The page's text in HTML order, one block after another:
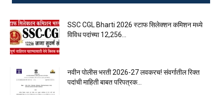
SSC CGL Bharti 2026 स्टाफ सिलेक्शन कमिशन मध्ये
विविध पदांच्या 12,256...
नवीन पोलीस भरती 2026-27 लवकरच! संवर्गातील रिक्त
पदांची माहिती बाबत परिपत्रक...